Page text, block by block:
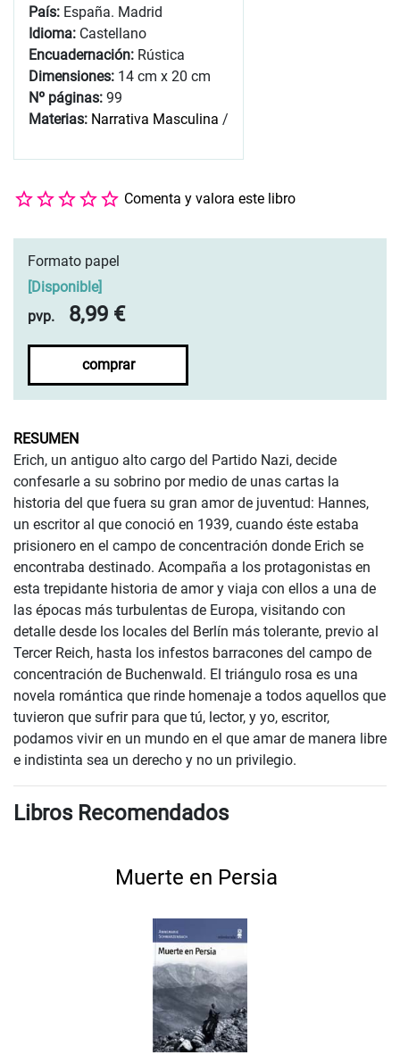
País: España. Madrid
Idioma: Castellano
Encuadernación: Rústica
Dimensiones: 14 cm x 20 cm
Nº páginas: 99
Materias: Narrativa Masculina /
Comenta y valora este libro
Formato papel
Disponible]
pvp.
8,99 €
comprar
RESUMEN
Erich, un antiguo alto cargo del Partido Nazi, decide
confesarle a su sobrino por medio de unas cartas la
historia del que fuera su gran amor de juventud: Hannes,
un escritor al que conoció en 1939, cuando éste estaba
prisionero en el campo de concentración donde Erich se
encontraba destinado. Acompaña a los protagonistas en
esta trepidante historia de amor y viaja con ellos a una de
las épocas más turbulentas de Europa, visitando con
detalle desde los locales del Berlín más tolerante, previo al
Tercer Reich, hasta los infestos barracones del campo de
concentración de Buchenwald. El triángulo rosa es una
novela romántica que rinde homenaje a todos aquellos que
tuvieron que sufrir para que tú, lector, y yo, escritor,
podamos vivir en un mundo en el que amar de manera libre
e indistinta sea un derecho y no un privilegio.
Libros Recomendados
Muerte en Persia